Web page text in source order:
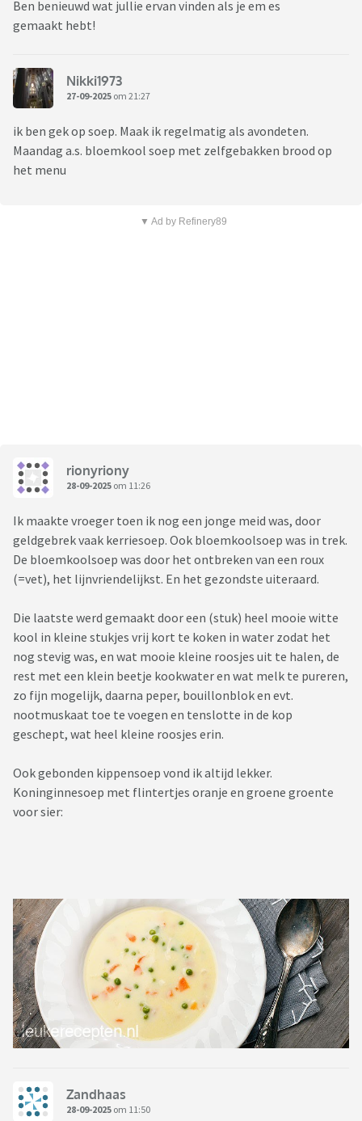
Ben benieuwd wat jullie ervan vinden als je em es
gemaakt hebt!
Nikki1973
27-09-2025 om 21:27
ik ben gek op soep. Maak ik regelmatig als avondeten.
Maandag a.s. bloemkool soep met zelfgebakken brood op
het menu
▼ Ad by Refinery89
rionyriony
28-09-2025 om 11:26
Ik maakte vroeger toen ik nog een jonge meid was, door
geldgebrek vaak kerriesoep. Ook bloemkoolsoep was in trek.
De bloemkoolsoep was door het ontbreken van een roux
(=vet), het lijnvriendelijkst. En het gezondste uiteraard.
Die laatste werd gemaakt door een (stuk) heel mooie witte
kool in kleine stukjes vrij kort te koken in water zodat het
nog stevig was, en wat mooie kleine roosjes uit te halen, de
rest met een klein beetje kookwater en wat melk te pureren,
zo fijn mogelijk, daarna peper, bouillonblok en evt.
nootmuskaat toe te voegen en tenslotte in de kop
geschept, wat heel kleine roosjes erin.
Ook gebonden kippensoep vond ik altijd lekker.
Koninginnesoep met flintertjes oranje en groene groente
voor sier:
Zandhaas
28-09-2025 om 11:50